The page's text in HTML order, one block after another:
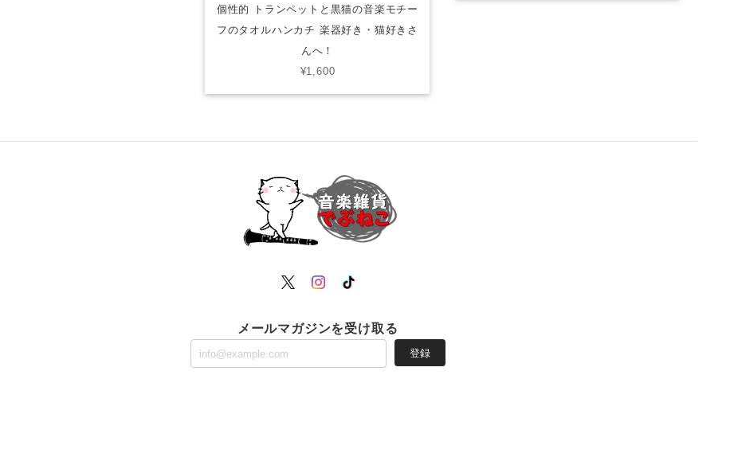
個性的 トランペットと黒猫の音楽モチー
フのタオルハンカチ‍ 楽器好き・猫好きさ
んへ！
¥1,600
メールマガジンを受け取る
登録